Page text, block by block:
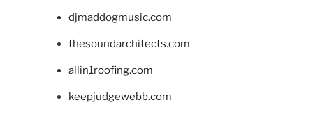
djmaddogmusic.com
thesoundarchitects.com
allin1roofing.com
keepjudgewebb.com